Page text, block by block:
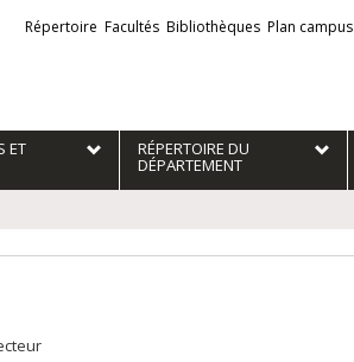
Liens
externes
Répertoire Facultés Bibliothèques Plan campus
ET RÉPERTOIRE DU
DÉPARTEMENT